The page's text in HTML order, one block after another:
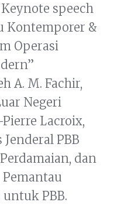
speech
Kontemporer &
Operasi
A. M. Fachir,
Negeri
Lacroix,
PBB
dan
untuk PBB.